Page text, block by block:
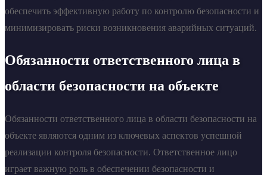
обеспечить эффективную работу по контролю безопасности и
минимизировать риски возникновения аварийных ситуаций.
Обязанности ответственного лица в
области безопасности на объекте
Обязанности ответственного лица в области безопасности на
объекте являются одним из ключевых аспектов успешной
реализации контроля безопасности. Ответственное лицо
играет важную роль в обеспечении безопасности и